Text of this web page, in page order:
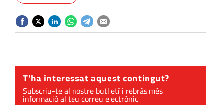
T'ha interessat aquest contingut?
Subscriu-te al nostre butlletí i rebràs més
informació al teu correu electrònic